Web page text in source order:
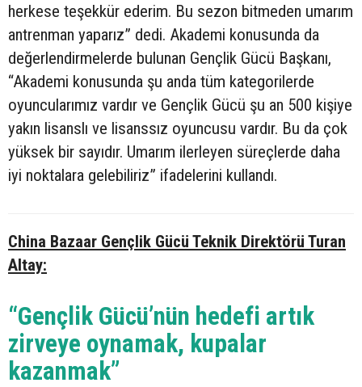
herkese teşekkür ederim. Bu sezon bitmeden umarım
antrenman yaparız” dedi. Akademi konusunda da
değerlendirmelerde bulunan Gençlik Gücü Başkanı,
“Akademi konusunda şu anda tüm kategorilerde
oyuncularımız vardır ve Gençlik Gücü şu an 500 kişiye
yakın lisanslı ve lisanssız oyuncusu vardır. Bu da çok
yüksek bir sayıdır. Umarım ilerleyen süreçlerde daha
iyi noktalara gelebiliriz” ifadelerini kullandı.
China Bazaar Gençlik Gücü Teknik Direktörü Turan
Altay:
“Gençlik Gücü’nün hedefi artık
zirveye oynamak, kupalar
kazanmak”